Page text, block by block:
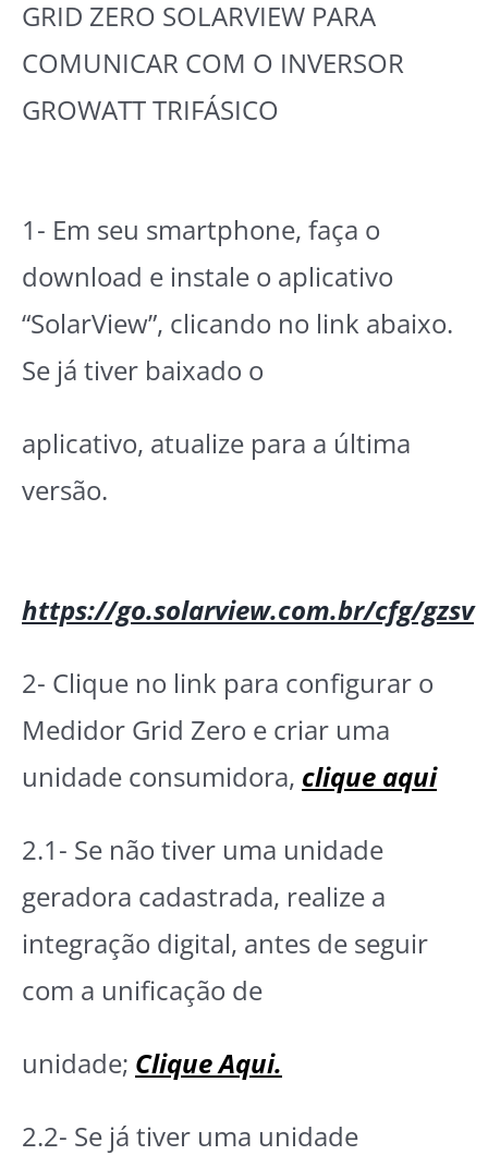
GRID ZERO SOLARVIEW PARA
COMUNICAR COM O INVERSOR
GROWATT TRIFÁSICO
1- Em seu smartphone, faça o
download e instale o aplicativo
“SolarView”, clicando no link abaixo.
Se já tiver baixado o
aplicativo, atualize para a última
versão.
https://go.solarview.com.br/cfg/gzsv
2- Clique no link para configurar o
Medidor Grid Zero e criar uma
unidade consumidora, clique aqui
2.1- Se não tiver uma unidade
geradora cadastrada, realize a
integração digital, antes de seguir
com a unificação de
unidade; Clique Aqui.
2.2- Se já tiver uma unidade